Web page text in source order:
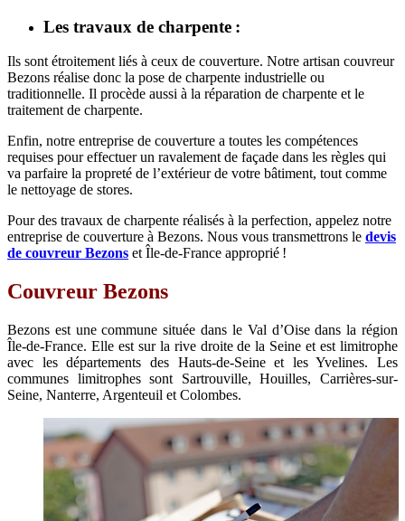
Les travaux de charpente :
Ils sont étroitement liés à ceux de couverture. Notre artisan couvreur
Bezons réalise donc la pose de charpente industrielle ou
traditionnelle. Il procède aussi à la réparation de charpente et le
traitement de charpente.
Enfin, notre entreprise de couverture a toutes les compétences
requises pour effectuer un ravalement de façade dans les règles qui
va parfaire la propreté de l’extérieur de votre bâtiment, tout comme
le nettoyage de stores.
Pour des travaux de charpente réalisés à la perfection, appelez notre
entreprise de couverture à Bezons. Nous vous transmettrons le devis
de couvreur Bezons et Île-de-France approprié !
Couvreur Bezons
Bezons est une commune située dans le Val d’Oise dans la région
Île-de-France. Elle est sur la rive droite de la Seine et est limitrophe
avec les départements des Hauts-de-Seine et les Yvelines. Les
communes limitrophes sont Sartrouville, Houilles, Carrières-sur-
Seine, Nanterre, Argenteuil et Colombes.